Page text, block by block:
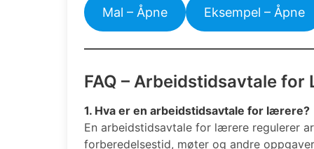
Mal – Åpne Eksempel – Åpne
FAQ – Arbeidstidsavtale for
1. Hva er en arbeidstidsavtale for lærere?
En arbeidstidsavtale for lærere regulerer
forberedelsestid, møter og andre